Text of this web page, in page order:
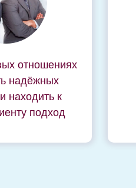
отношениях
надёжных
находить к
подход